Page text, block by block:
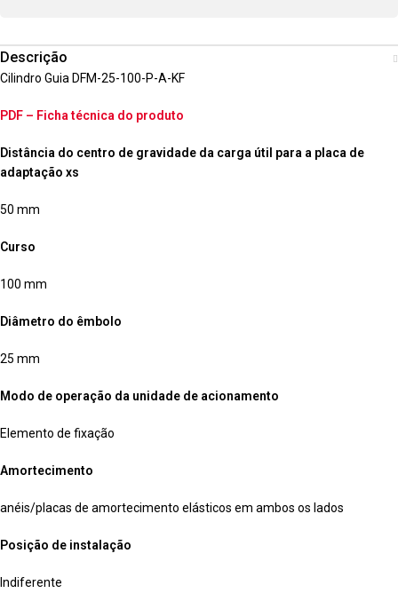
Descrição
Cilindro Guia DFM-25-100-P-A-KF
PDF – Ficha técnica do produto
Distância do centro de gravidade da carga útil para a placa de
adaptação xs
50 mm
Curso
100 mm
Diâmetro do êmbolo
25 mm
Modo de operação da unidade de acionamento
Elemento de fixação
Amortecimento
anéis/placas de amortecimento elásticos em ambos os lados
Posição de instalação
Indiferente